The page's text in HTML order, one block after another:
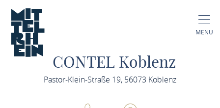
MENU
CONTEL Koblenz
Pastor-Klein-Straße 19, 56073 Koblenz